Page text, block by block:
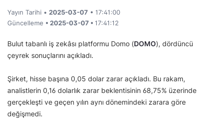
Yayın Tarihi • 2025-03-07 • 17:41:00
Güncelleme • 2025-03-07 • 17:41:12
Bulut tabanlı iş zekâsı platformu Domo (DOMO), dördüncü
çeyrek sonuçlarını açıkladı.
Şirket, hisse başına 0,05 dolar zarar açıkladı. Bu rakam,
analistlerin 0,16 dolarlık zarar beklentisinin 68,75% üzerinde
gerçekleşti ve geçen yılın aynı dönemindeki zarara göre
değişmedi.